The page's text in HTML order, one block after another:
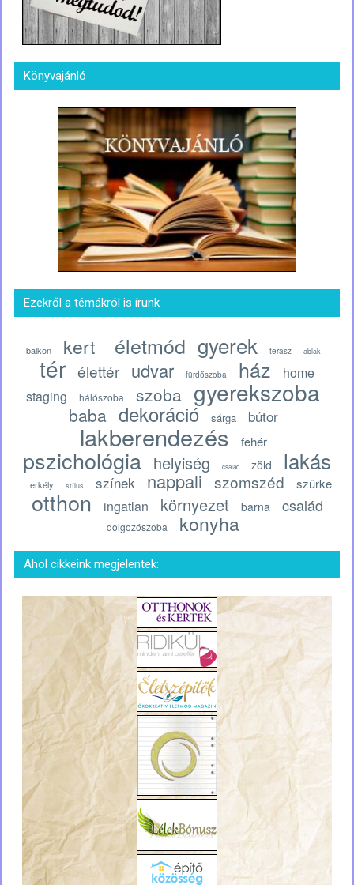
Könyvajánló
Ezekről a témákról is írunk
balkon kert életmód gyerek terasz ablak
tér élettér udvar fürdőszoba ház
home
staging
hálószoba szoba gyerekszoba
baba dekoráció sárga bútor
lakberendezés fehér
pszichológia helyiség család zöld lakás
erkély stílus színek nappali szomszéd szürke
otthon ingatlan környezet barna család
dolgozószoba konyha
Ahol cikkeink megjelentek: